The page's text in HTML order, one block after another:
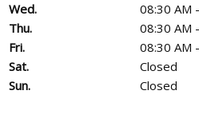
Wed.
08:30 AM
Thu.
08:30 AM
Fri.
08:30 AM
Sat.
Closed
Sun.
Closed